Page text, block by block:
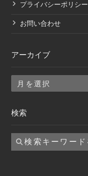
プライバシーポリシー
お問い合わせ
アーカイブ
ア
カ
ブ
検索